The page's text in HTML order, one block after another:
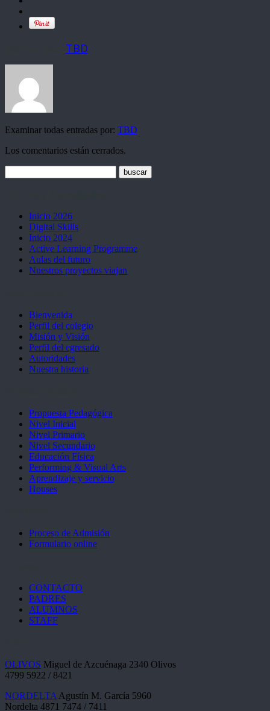
TBD
Examinar todas entradas por: TBD
Los comentarios están cerrados.
Inicio 2026
Digital Skills
Inicio 2024
Active Learning Programme
Aulas del futuro
Nuestros proyectos viajan
Bienvenida
Perfil del colegio
Misión y Visión
Perfil del egresado
Autoridades
Nuestra historia
Propuesta Pedagógica
Nivel Inicial
Nivel Primario
Nivel Secundario
Educación Física
Performing & Visual Arts
Aprendizaje y servicio
Houses
Proceso de Admisión
Formulario online
CONTACTO
PADRES
ALUMNOS
STAFF
OLIVOS Miguel de Azcuénaga 2340 Olivos
4799 5922 / 8421
NORDELTAAgustín M. García 5960
Nordelta 4871 7474 / 7411